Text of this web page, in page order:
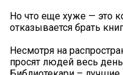
Но что еще хуже — это
отказывается брать
Несмотря на
просят людей весь